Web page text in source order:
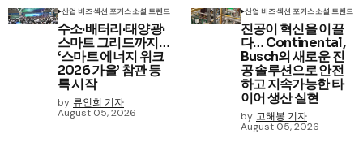
산업 비즈섹션 포커스소셜 트렌드
수소·배터리·태양광·
스마트 그리드까지…
‘스마트 에너지 위크
2026 가을’ 참관 등
록 시작
by 류인희 기자
August 05, 2026
산업 비즈섹션 포커스소셜 트렌드
진공이 혁신을 이끌
다… Continental,
Busch의 새로운 진
공 솔루션으로 안전
하고 지속가능한 타
이어 생산 실현
by 고해봉 기자
August 05, 2026